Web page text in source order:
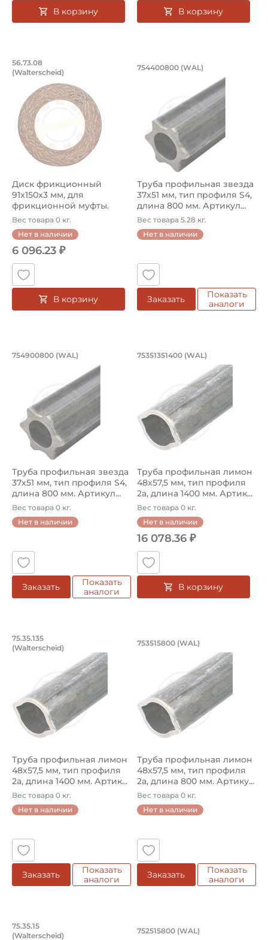
В корзину В корзину
Диск фрикционный 91x150x3 мм,
Диск фрикционный 56.73.08 Walterscheid, размер
56.73.08
(Walterscheid)
Диск фрикционный
91x150x3 мм, для
фрикционной муфты.
Артикул 56.73.08 (...
Вес товара 0 кг.
Нет в наличии
6 096.23 ₽
В корзину
Труба профильная
Труба профильная звезда
754400800 (WAL)
Труба профильная звезда
37х51 мм, тип профиля S4,
длина 800 мм. Артикул...
Вес товара 5.28 кг.
Нет в наличии
Заказать
Показать
аналоги
Труба профильная звезда 37х51 мм,
Труба профильная звезда 754900800 Walterscheid,
754900800 (WAL)
Труба профильная звезда
37х51 мм, тип профиля S4,
длина 800 мм. Артикул...
Вес товара 0 кг.
Нет в наличии
Заказать
Показать
аналоги
Труба профильная
Труба профильная лимон
75351351400 (WAL)
Труба профильная лимон
48х57,5 мм, тип профиля
2a, длина 1400 мм. Артик...
Вес товара 0 кг.
Нет в наличии
16 078.36 ₽
В корзину
Труба профильная лимон 48х57,5
Труба профильная лимон 75.35.135 Walterscheid, тип
75.35.135
(Walterscheid)
Труба профильная лимон
48х57,5 мм, тип профиля
2a, длина 1400 мм. Артик...
Вес товара 0 кг.
Нет в наличии
Заказать
Показать
аналоги
Труба профильная
Труба профильная лимон
753515800 (WAL)
Труба профильная лимон
48х57,5 мм, тип профиля
2a, длина 800 мм. Артику...
Вес товара 0 кг.
Нет в наличии
Заказать
Показать
аналоги
Труба профильная лимон 48х57,5
75.35.15
(Walterscheid)
Труба профильная
752515800 (WAL)